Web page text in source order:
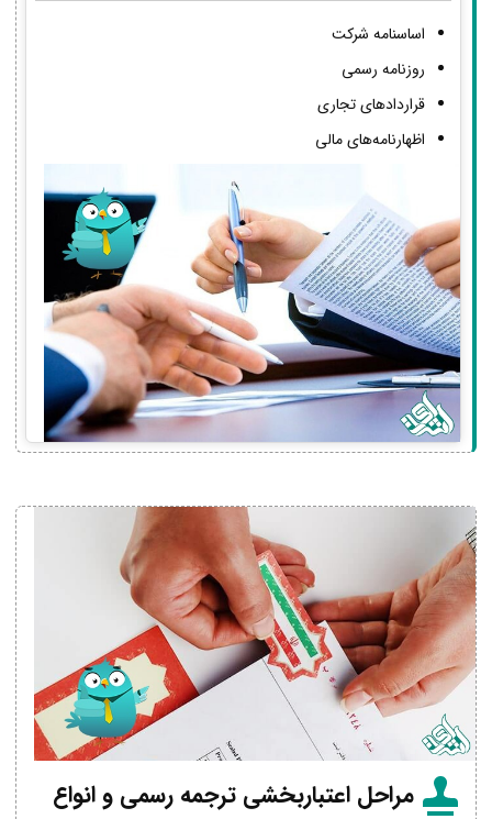
اساسنامه شرکت
روزنامه رسمی
قراردادهای تجاری
اظهارنامه‌های مالی
مراحل اعتباربخشی ترجمه رسمی و انواع